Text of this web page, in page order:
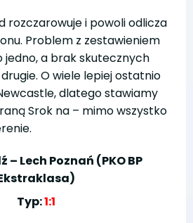
rozczarowuje i powoli odlicza
Problem z zestawieniem
jedno, a brak skutecznych
O wiele lepiej ostatnio
dlatego stawiamy
Srok na – mimo wszystko
– Lech Poznań (PKO BP
Typ:1:1